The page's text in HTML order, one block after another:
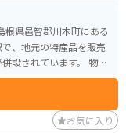
根県邑智郡川本町にある
、地元の特産品を販売
れています。 物産
品、地酒などが販売され
理を楽しむことができ
やイベント情報などを
お気に入り